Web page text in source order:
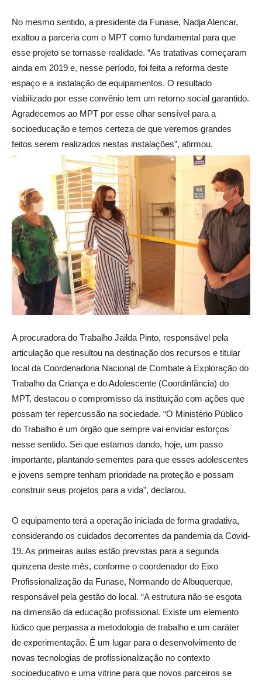
No mesmo sentido, a presidente da Funase, Nadja Alencar,
exaltou a parceria com o MPT como fundamental para que
esse projeto se tornasse realidade. “As tratativas começaram
ainda em 2019 e, nesse período, foi feita a reforma deste
espaço e a instalação de equipamentos. O resultado
viabilizado por esse convênio tem um retorno social garantido.
Agradecemos ao MPT por esse olhar sensível para a
socioeducação e temos certeza de que veremos grandes
feitos serem realizados nestas instalações”, afirmou.
A procuradora do Trabalho Jailda Pinto, responsável pela
articulação que resultou na destinação dos recursos e titular
local da Coordenadoria Nacional de Combate à Exploração do
Trabalho da Criança e do Adolescente (Coordinfância) do
MPT, destacou o compromisso da instituição com ações que
possam ter repercussão na sociedade. “O Ministério Público
do Trabalho é um órgão que sempre vai envidar esforços
nesse sentido. Sei que estamos dando, hoje, um passo
importante, plantando sementes para que esses adolescentes
e jovens sempre tenham prioridade na proteção e possam
construir seus projetos para a vida”, declarou.
O equipamento terá a operação iniciada de forma gradativa,
considerando os cuidados decorrentes da pandemia da Covid-
19. As primeiras aulas estão previstas para a segunda
quinzena deste mês, conforme o coordenador do Eixo
Profissionalização da Funase, Normando de Albuquerque,
responsável pela gestão do local. “A estrutura não se esgota
na dimensão da educação profissional. Existe um elemento
lúdico que perpassa a metodologia de trabalho e um caráter
de experimentação. É um lugar para o desenvolvimento de
novas tecnologias de profissionalização no contexto
socioeducativo e uma vitrine para que novos parceiros se